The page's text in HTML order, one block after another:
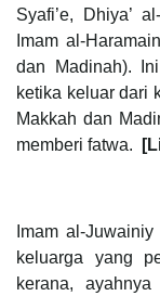
Syafi’e, Dhiya’
Imam al-
dan Madinah).
ketika keluar dari
Makkah dan
memberi fatwa.
Imam al-
keluarga yang
kerana,